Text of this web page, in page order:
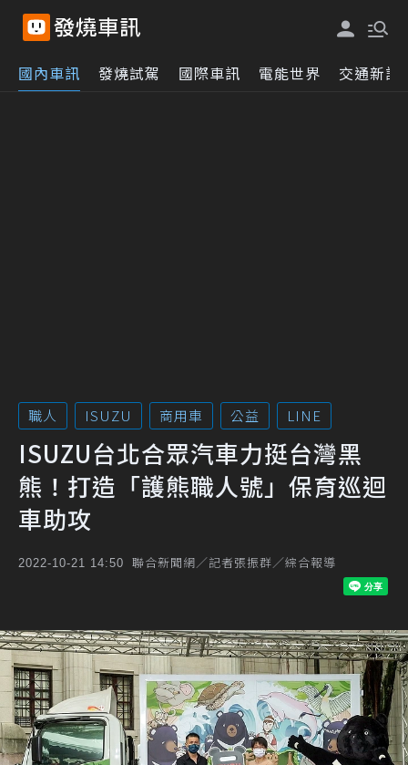
國內車訊 發燒試駕 國際車訊 電能世界 交通新訊
職人 ISUZU 商用車 公益 LINE
ISUZU台北合眾汽車力挺台灣黑
熊！打造「護熊職人號」保育巡迴
車助攻
2022-10-21 14:50 聯合新聞網／記者張振群／綜合報導